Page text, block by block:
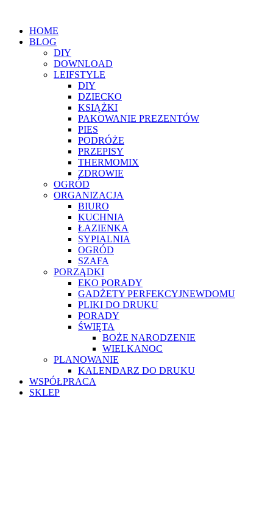
HOME
BLOG
DIY
DOWNLOAD
LEIFSTYLE
DIY
DZIECKO
KSIĄŻKI
PAKOWANIE PREZENTÓW
PIES
PODRÓŻE
PRZEPISY
THERMOMIX
ZDROWIE
OGRÓD
ORGANIZACJA
BIURO
KUCHNIA
ŁAZIENKA
SYPIALNIA
OGRÓD
SZAFA
PORZĄDKI
EKO PORADY
GADŻETY PERFEKCYJNEWDOMU
PLIKI DO DRUKU
PORADY
ŚWIĘTA
BOŻE NARODZENIE
WIELKANOC
PLANOWANIE
KALENDARZ DO DRUKU
WSPÓŁPRACA
SKLEP